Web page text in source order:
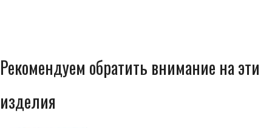
Рекомендуем обратить внимание на эти
изделия